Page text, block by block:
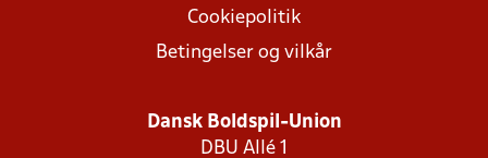
Cookiepolitik
Betingelser og vilkår
Dansk Boldspil-Union
DBU Allé 1